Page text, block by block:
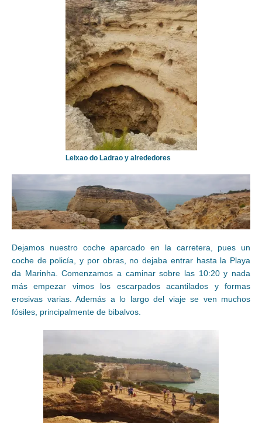
Leixao do Ladrao y alrededores
Dejamos nuestro coche aparcado en la carretera, pues un
coche de policía, y por obras, no dejaba entrar hasta la Playa
da Marinha. Comenzamos a caminar sobre las 10:20 y nada
más empezar vimos los escarpados acantilados y formas
erosivas varias. Además a lo largo del viaje se ven muchos
fósiles, principalmente de bibalvos.